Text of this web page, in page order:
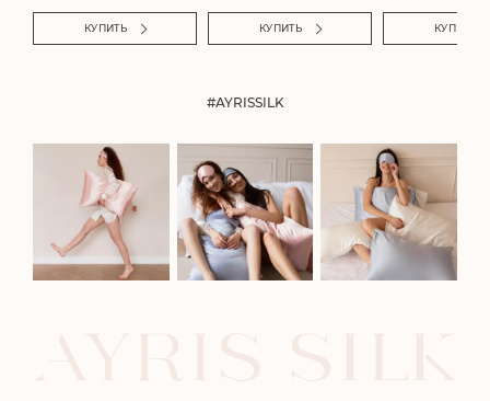
КУПИТЬ КУПИТЬ КУПИТЬ
#AYRISSILK